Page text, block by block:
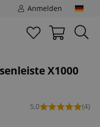
Anmelden
X1000
5,0 (4)